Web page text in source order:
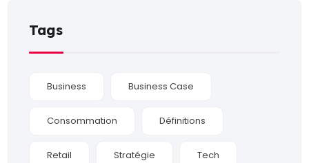
Tags
Business Business Case
Consommation Définitions
Retail Stratégie Tech